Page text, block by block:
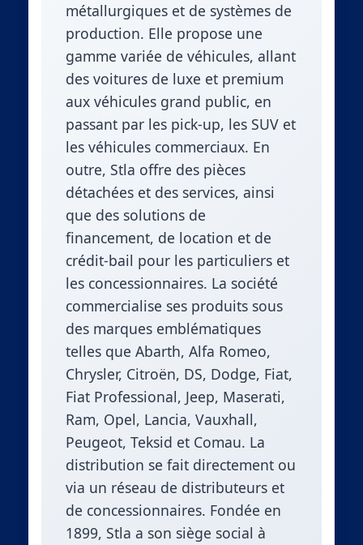
métallurgiques et de systèmes de
production. Elle propose une
gamme variée de véhicules, allant
des voitures de luxe et premium
aux véhicules grand public, en
passant par les pick-up, les SUV et
les véhicules commerciaux. En
outre, Stla offre des pièces
détachées et des services, ainsi
que des solutions de
financement, de location et de
crédit-bail pour les particuliers et
les concessionnaires. La société
commercialise ses produits sous
des marques emblématiques
telles que Abarth, Alfa Romeo,
Chrysler, Citroën, DS, Dodge, Fiat,
Fiat Professional, Jeep, Maserati,
Ram, Opel, Lancia, Vauxhall,
Peugeot, Teksid et Comau. La
distribution se fait directement ou
via un réseau de distributeurs et
de concessionnaires. Fondée en
1899, Stla a son siège social à